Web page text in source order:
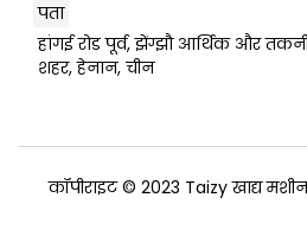
पता
हांगई रोड पूर्व, झेंग्झौ आर्थिक और
शहर, हेनान, चीन
कॉपीराइट © 2023 Taizy खाद्य